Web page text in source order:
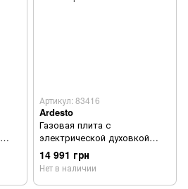
Артикул: 83416
Ardesto
Газовая плита с
электрической духовкой
Ardesto FSC-F6060PW
14 991 грн
Нет в наличии